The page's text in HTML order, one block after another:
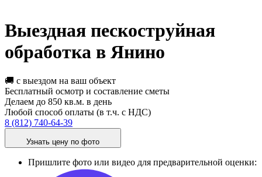
Выездная пескоструйная
обработка в Янино
🚚 с выездом на ваш объект
Бесплатный осмотр и составление сметы
Делаем до 850 кв.м. в день
Любой способ оплаты (в т.ч. с НДС)
8 (812) 740-64-39
Узнать цену по фото
Пришлите фото или видео для предварительной оценки: